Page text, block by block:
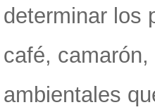
determinar los
café,
ambientales